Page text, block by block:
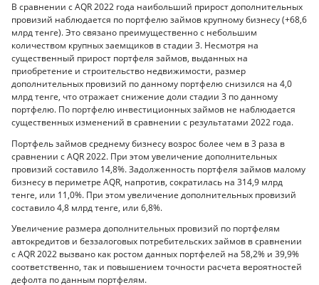
В сравнении с AQR 2022 года наибольший прирост дополнительных
провизий наблюдается по портфелю займов крупному бизнесу (+68,6
млрд тенге). Это связано преимущественно с небольшим
количеством крупных заемщиков в стадии 3. Несмотря на
существенный прирост портфеля займов, выданных на
приобретение и строительство недвижимости, размер
дополнительных провизий по данному портфелю снизился на 4,0
млрд тенге, что отражает снижение доли стадии 3 по данному
портфелю. По портфелю инвестиционных займов не наблюдается
существенных изменений в сравнении с результатами 2022 года.
Портфель займов среднему бизнесу возрос более чем в 3 раза в
сравнении с AQR 2022. При этом увеличение дополнительных
провизий составило 14,8%. Задолженность портфеля займов малому
бизнесу в периметре AQR, напротив, сократилась на 314,9 млрд
тенге, или 11,0%. При этом увеличение дополнительных провизий
составило 4,8 млрд тенге, или 6,8%.
Увеличение размера дополнительных провизий по портфелям
автокредитов и беззалоговых потребительских займов в сравнении
с AQR 2022 вызвано как ростом данных портфелей на 58,2% и 39,9%
соответственно, так и повышением точности расчета вероятностей
дефолта по данным портфелям.